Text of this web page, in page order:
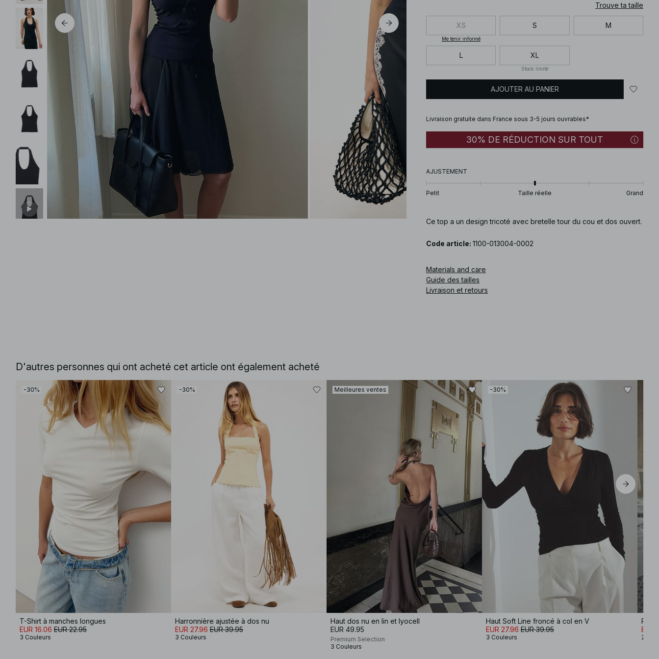
Trouve ta taille
XS
Me tenir informé
S M
L XL
Stock limité
AJOUTER AU PANIER
Livraison gratuite dans France sous 3-5 jours ouvrables*
30% DE RÉDUCTION SUR TOUT
AJUSTEMENT
Petit Taille réelle Grand
Ce top a un design tricoté avec bretelle tour du cou et dos ouvert.
Code article: 1100-013004-0002
Materials and care
Guide des tailles
Livraison et retours
D'autres personnes qui ont acheté cet article ont également acheté
-30%
T-Shirt à manches longues
EUR 16.06 EUR 22.95
3 Couleurs
-30%
Harronnière ajustée à dos nu
EUR 27.96 EUR 39.95
3 Couleurs
Meilleures ventes
Haut dos nu en lin et lyocell
EUR 49.95
Premium Selection
3 Couleurs
-30%
Haut Soft Line froncé à col en V
EUR 27.96 EUR 39.95
3 Couleurs
EUR
2